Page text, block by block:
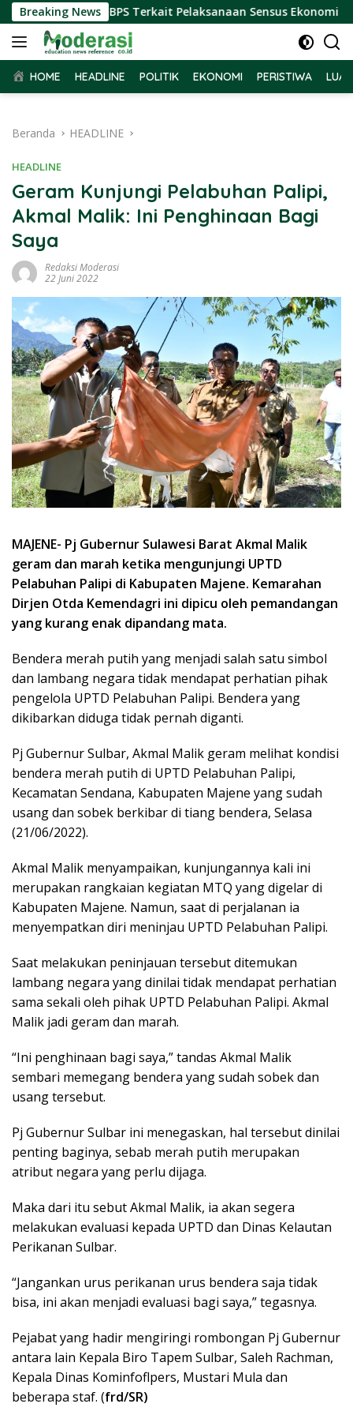
Langsung
ke
konten
Breaking News
Audiensi BPS Terkait Pelaksanaan Sensus Ekonomi 2026
HOME HEADLINE POLITIK EKONOMI PERISTIWA
Beranda HEADLINE
HEADLINE
Geram Kunjungi Pelabuhan Palipi,
Akmal Malik: Ini Penghinaan Bagi
Saya
Redaksi Moderasi
22 Juni 2022
MAJENE- Pj Gubernur Sulawesi Barat Akmal Malik
geram dan marah ketika mengunjungi UPTD
Pelabuhan Palipi di Kabupaten Majene. Kemarahan
Dirjen Otda Kemendagri ini dipicu oleh pemandangan
yang kurang enak dipandang mata.
Bendera merah putih yang menjadi salah satu simbol
dan lambang negara tidak mendapat perhatian pihak
pengelola UPTD Pelabuhan Palipi. Bendera yang
dikibarkan diduga tidak pernah diganti.
Pj Gubernur Sulbar, Akmal Malik geram melihat kondisi
bendera merah putih di UPTD Pelabuhan Palipi,
Kecamatan Sendana, Kabupaten Majene yang sudah
usang dan sobek berkibar di tiang bendera, Selasa
(21/06/2022).
Akmal Malik menyampaikan, kunjungannya kali ini
merupakan rangkaian kegiatan MTQ yang digelar di
Kabupaten Majene. Namun, saat di perjalanan ia
menyempatkan diri meninjau UPTD Pelabuhan Palipi.
Saat melakukan peninjauan tersebut ditemukan
lambang negara yang dinilai tidak mendapat perhatian
sama sekali oleh pihak UPTD Pelabuhan Palipi. Akmal
Malik jadi geram dan marah.
“Ini penghinaan bagi saya,” tandas Akmal Malik
sembari memegang bendera yang sudah sobek dan
usang tersebut.
Pj Gubernur Sulbar ini menegaskan, hal tersebut dinilai
penting baginya, sebab merah putih merupakan
atribut negara yang perlu dijaga.
Maka dari itu sebut Akmal Malik, ia akan segera
melakukan evaluasi kepada UPTD dan Dinas Kelautan
Perikanan Sulbar.
“Jangankan urus perikanan urus bendera saja tidak
bisa, ini akan menjadi evaluasi bagi saya,” tegasnya.
Pejabat yang hadir mengiringi rombongan Pj Gubernur
antara lain Kepala Biro Tapem Sulbar, Saleh Rachman,
Kepala Dinas Kominfoflpers, Mustari Mula dan
beberapa staf. (frd/SR)